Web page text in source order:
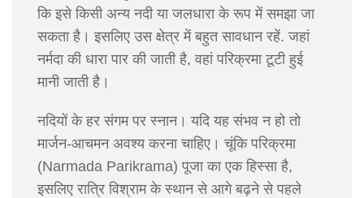
कि इसे किसी अन्य नदी या जलधारा के रूप में समझा जा
सकता है। इसलिए उस क्षेत्र में बहुत सावधान रहें. जहां
नर्मदा की धारा पार की जाती है, वहां परिक्रमा टूटी हुई
मानी जाती है।
नदियों के हर संगम पर स्नान। यदि यह संभव न हो तो
मार्जन-आचमन अवश्य करना चाहिए। चूंकि परिक्रमा
(Narmada Parikrama) पूजा का एक हिस्सा है,
इसलिए रात्रि विश्राम के स्थान से आगे बढ़ने से पहले